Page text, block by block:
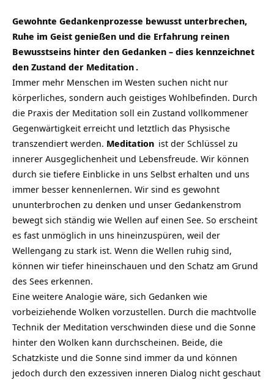
Gewohnte Gedankenprozesse bewusst unterbrechen,
Ruhe im Geist genießen und die Erfahrung reinen
Bewusstseins hinter den Gedanken – dies kennzeichnet
den Zustand der Meditation.
Immer mehr Menschen im Westen suchen nicht nur
körperliches, sondern auch geistiges Wohlbefinden. Durch
die Praxis der Meditation soll ein Zustand vollkommener
Gegenwärtigkeit erreicht und letztlich das Physische
transzendiert werden. Meditation ist der Schlüssel zu
innerer Ausgeglichenheit und Lebensfreude. Wir können
durch sie tiefere Einblicke in uns Selbst erhalten und uns
immer besser kennenlernen. Wir sind es gewohnt
ununterbrochen zu denken und unser Gedankenstrom
bewegt sich ständig wie Wellen auf einen See. So erscheint
es fast unmöglich in uns hineinzuspüren, weil der
Wellengang zu stark ist. Wenn die Wellen ruhig sind,
können wir tiefer hineinschauen und den Schatz am Grund
des Sees erkennen.
Eine weitere Analogie wäre, sich Gedanken wie
vorbeiziehende Wolken vorzustellen. Durch die machtvolle
Technik der Meditation verschwinden diese und die Sonne
hinter den Wolken kann durchscheinen. Beide, die
Schatzkiste und die Sonne sind immer da und können
jedoch durch den exzessiven inneren Dialog nicht geschaut